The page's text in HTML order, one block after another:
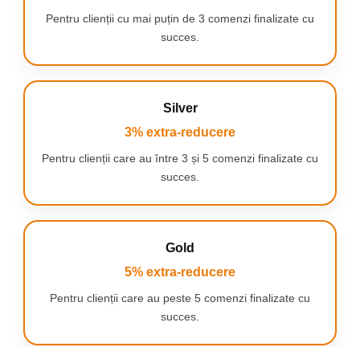
performanta
Tehnologia Effiwatts ofera
performante si eficienta de
energie electrica.
Usor de utilizat
celor 3 trepte de
trepte de viteza.
Pentru clienții cu mai puțin de 3 comenzi finalizate cu
succes.
Silver
3% extra-reducere
Pentru clienții care au între 3 și 5 comenzi finalizate cu
succes.
Gold
5% extra-reducere
Pentru clienții care au peste 5 comenzi finalizate cu
succes.